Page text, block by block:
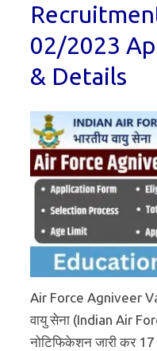
02/2023
& Details
Air Force Agniveer
वायु सेना (Indian Air
नोटिफिकेशन जारी कर 17